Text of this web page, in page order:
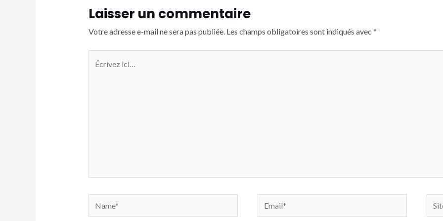
Laisser un commentaire
Votre adresse e-mail ne sera pas publiée. Les champs obligatoires sont indiqués avec *
Name* Email*
Site